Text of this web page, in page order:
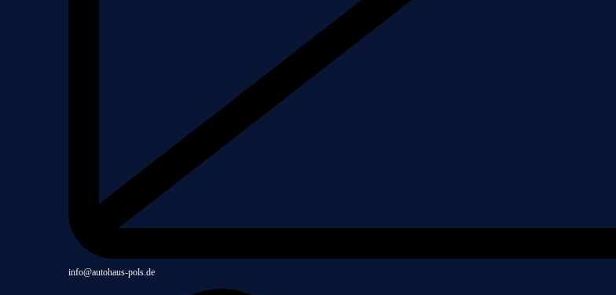
info@autohaus-pols.de